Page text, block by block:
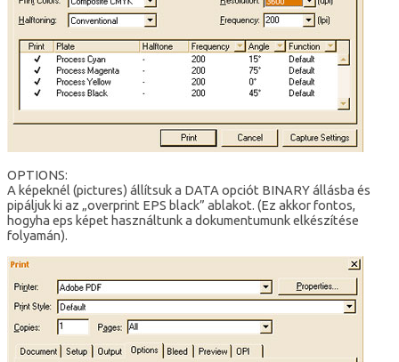
OPTIONS:
A képeknél (pictures) állítsuk a DATA opciót BINARY állásba és
pipáljuk ki az „overprint EPS black” ablakot. (Ez akkor fontos,
hogyha eps képet használtunk a dokumentumunk elkészítése
folyamán).